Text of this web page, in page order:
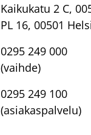
Kaikukatu 2 C,
PL 16, 00501
0295 249 000
(vaihde)
0295 249 100
(asiakaspalvelu)